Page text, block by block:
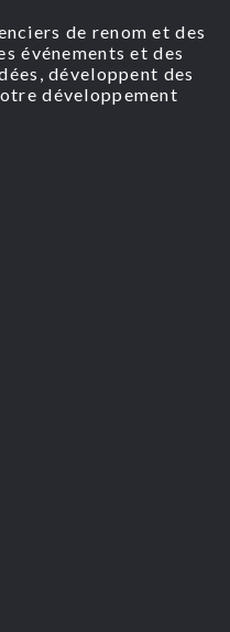
de renom et des
événements et des
développent des
développement